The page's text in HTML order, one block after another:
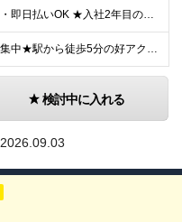
★日払い・週払い・即日払いOK ★入社2年目の平均年収687万円 ★入社3年目で年収900万円の社員も在籍 ＼2つのコースから給与形態を選べます！／ 【1】安定収入をゲットしたい方向けコース 基本給
★大阪・神戸で募集中★駅から徒歩5分の好アクセス ■新大阪事業所／大阪府大阪市東淀川区東中島4-11-6 ネオライフ新大阪ビル8F ■神戸事業所／兵庫県神戸市中央区多聞通4-4-13 歩11番館50
検討中に入れる
2026.09.03